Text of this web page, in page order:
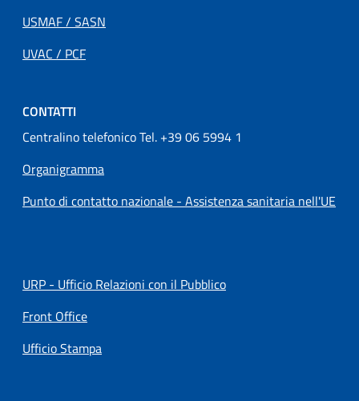
USMAF / SASN
UVAC / PCF
CONTATTI
Centralino telefonico Tel. +39 06 5994 1
Organigramma
Punto di contatto nazionale - Assistenza sanitaria nell'UE
URP - Ufficio Relazioni con il Pubblico
Front Office
Ufficio Stampa